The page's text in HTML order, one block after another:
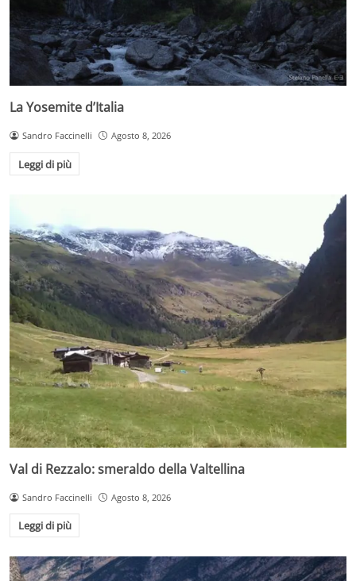
La Yosemite d’Italia
Sandro Faccinelli Agosto 8, 2026
Leggi di più
Val di Rezzalo: smeraldo della Valtellina
Sandro Faccinelli Agosto 8, 2026
Leggi di più